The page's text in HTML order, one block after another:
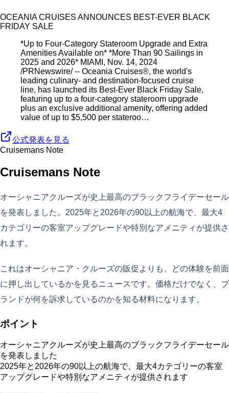
OCEANIA CRUISES ANNOUNCES BEST-EVER BLACK
FRIDAY SALE
*Up to Four-Category Stateroom Upgrade and Extra
Amenities Available on* *More Than 90 Sailings in
2025 and 2026* MIAMI, Nov. 14, 2024
/PRNewswire/ -- Oceania Cruises®, the world's
leading culinary- and destination-focused cruise
line, has launched its Best-Ever Black Friday Sale,
featuring up to a four-category stateroom upgrade
plus an exclusive additional amenity, offering added
value of up to $5,500 per stateroo…
公式発表を見る
Cruisemans Note
Cruisemans Note
オーシャニアクルーズが史上最高のブラックフライデーセール
を発表しました。2025年と2026年の90以上の航海で、最大4
カテゴリーの客室アップグレードや特別なアメニティが提供さ
れます。
これはオーシャニア・クルーズの販促よりも、どの体験を前面
に押し出しているかを見るニュースです。価格だけでなく、ブ
ランドが何を訴求しているのかを知る材料になります。
ポイント
オーシャニアクルーズが史上最高のブラックフライデーセール
を発表しました
2025年と2026年の90以上の航海で、最大4カテゴリーの客室
アップグレードや特別なアメニティが提供されます